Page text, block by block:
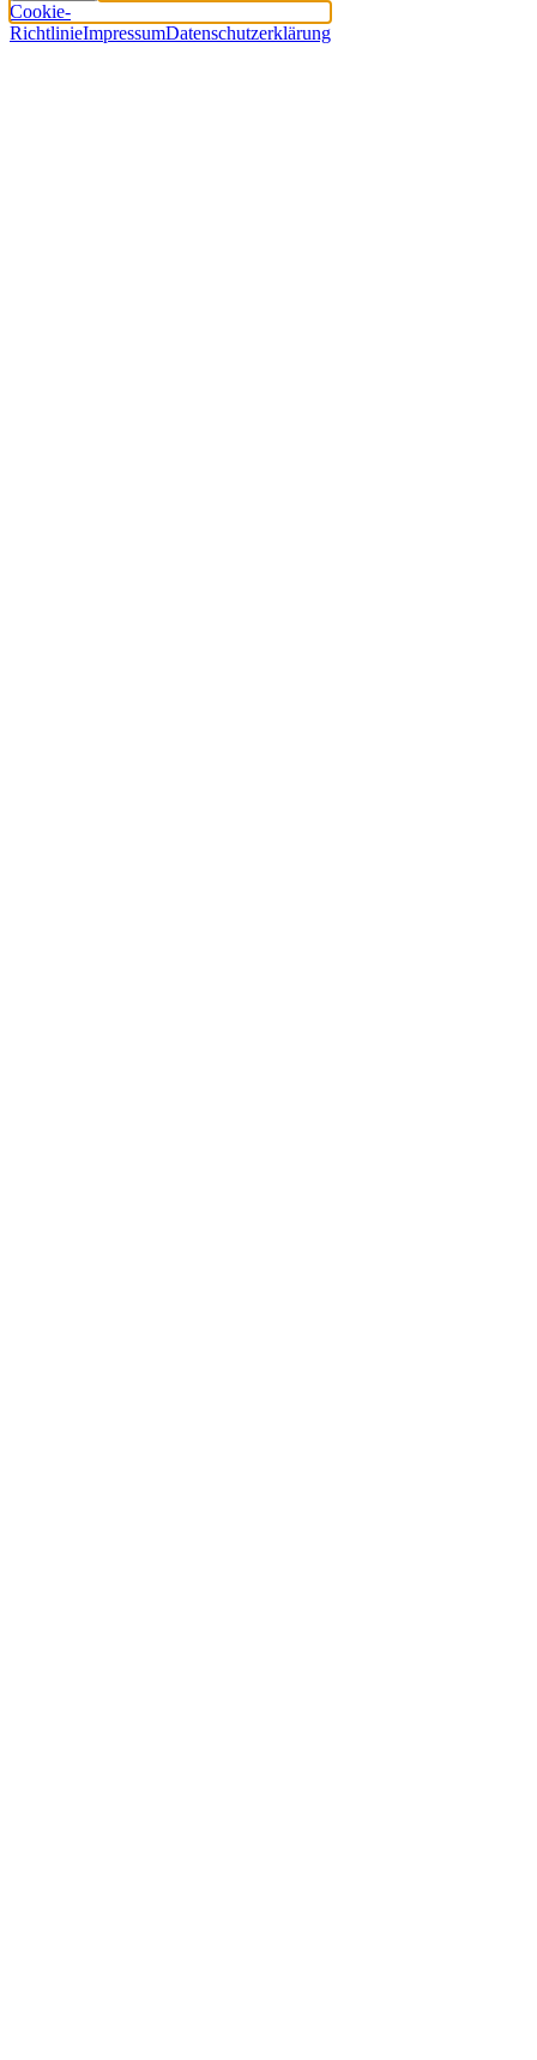
Cookie-
RichtlinieImpressumDatenschutzerklärung